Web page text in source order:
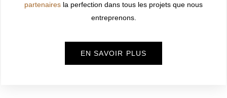
partenaires la perfection dans tous les projets que nous
entreprenons.
EN SAVOIR PLUS